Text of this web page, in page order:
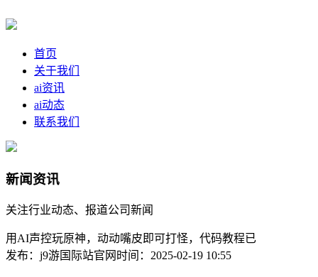
首页
关于我们
ai资讯
ai动态
联系我们
新闻资讯
关注行业动态、报道公司新闻
用AI声控玩原神，动动嘴皮即可打怪，代码教程已
发布：j9游国际站官网 时间：2025-02-19 10:55